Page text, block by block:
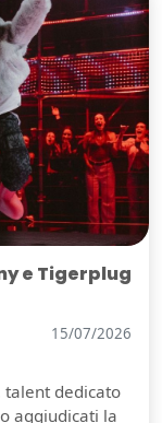
e Tigerplug
15/07/2026
talent dedicato
aggiudicati la